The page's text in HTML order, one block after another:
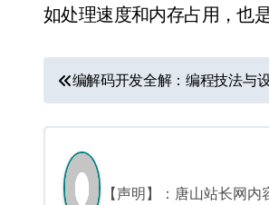
如处理速度和内存占用，也
文
章
导
航
编解码开发全解：编程技法与
【声明】：唐山站长网